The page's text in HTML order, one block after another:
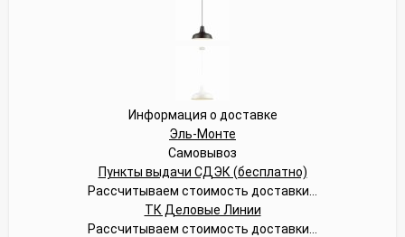
Информация о доставке
Эль-Монте
Самовывоз
Пункты выдачи СДЭК (бесплатно)
Рассчитываем стоимость доставки...
ТК Деловые Линии
Рассчитываем стоимость доставки...